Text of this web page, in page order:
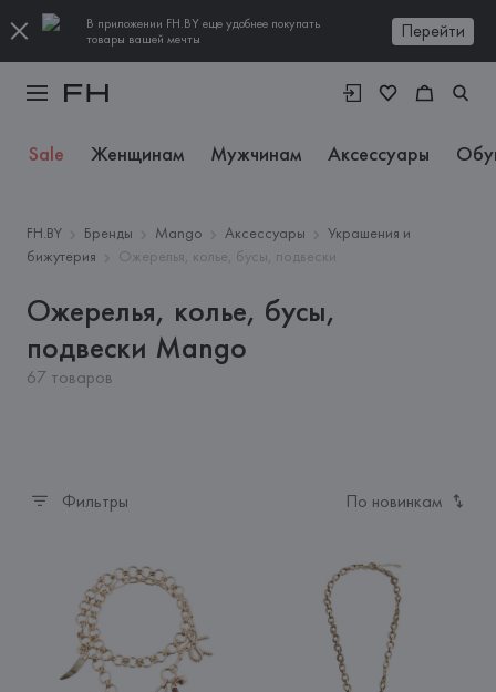
В приложении FH.BY еще удобнее покупать
товары вашей мечты
Перейти
Sale Женщинам Мужчинам Аксессуары
FH.BY Бренды Mango Аксессуары
Украшения и
бижутерия
Ожерелья, колье, бусы, подвески
Ожерелья, колье, бусы,
подвески Mango
67 товаров
Фильтры По новинкам